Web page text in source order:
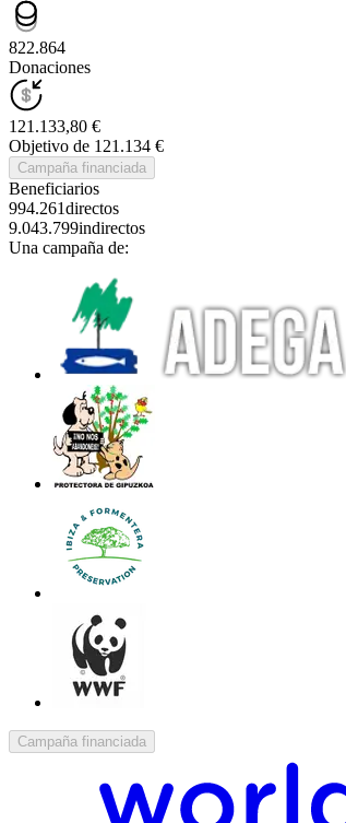
822.864
Donaciones
121.133,80 €
Objetivo de 121.134 €
Campaña financiada
Beneficiarios
994.261directos
9.043.799indirectos
Una campaña de:
Campaña financiada